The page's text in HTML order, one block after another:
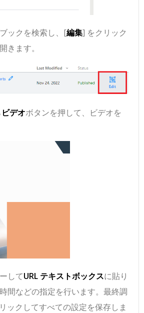
ックを検索し、[編集] をクリック
きます。
ビデオボタンを押して、ビデオを
してURL テキストボックスに貼り
間などの指定を行います。最終調
ックしてすべての設定を保存しま